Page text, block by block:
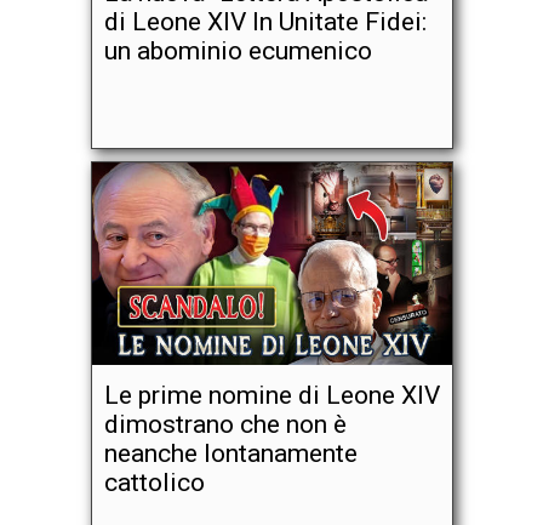
di Leone XIV In Unitate Fidei:
un abominio ecumenico
Le prime nomine di Leone XIV
dimostrano che non è
neanche lontanamente
cattolico